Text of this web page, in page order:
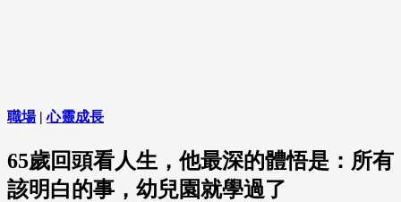
職場|心靈成長
65歲回頭看人生，他最深的體悟是：所有
該明白的事，幼兒園就學過了